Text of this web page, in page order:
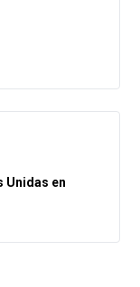
Unidas en